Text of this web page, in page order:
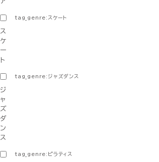
tag_genre:スケート
ス
ケ
ー
ト
tag_genre:ジャズダンス
ジ
ャ
ズ
ダ
ン
ス
tag_genre:ピラティス